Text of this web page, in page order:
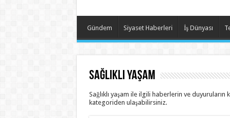
Gündem Siyaset Haberleri İş Dünyası
Sağlıklı Yaşam
Sağlıklı yaşam ile ilgili haberlerin ve duyuruların
kategoriden ulaşabilirsiniz.